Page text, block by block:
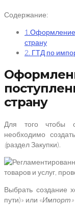
Содержание:
1.Оформление
страну
2. ГТД по
страну
Для того чтобы
необходимо
(раздел Закупки).
Выбрать создание
пути)» или «Импорт»